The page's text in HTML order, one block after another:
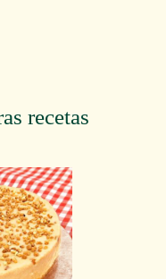
recetas